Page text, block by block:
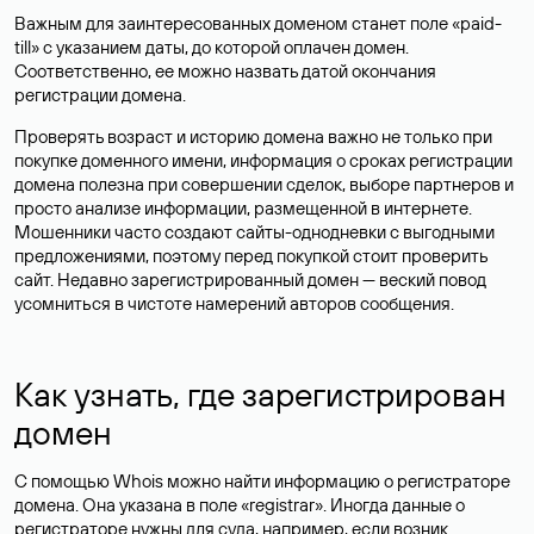
Важным для заинтересованных доменом станет поле «paid-
till» с указанием даты, до которой оплачен домен.
Соответственно, ее можно назвать датой окончания
регистрации домена.
Проверять возраст и историю домена важно не только при
покупке доменного имени, информация о сроках регистрации
домена полезна при совершении сделок, выборе партнеров и
просто анализе информации, размещенной в интернете.
Мошенники часто создают сайты-однодневки с выгодными
предложениями, поэтому перед покупкой стоит проверить
сайт. Недавно зарегистрированный домен — веский повод
усомниться в чистоте намерений авторов сообщения.
Как узнать, где зарегистрирован
домен
С помощью Whois можно найти информацию о регистраторе
домена. Она указана в поле «registrar». Иногда данные о
регистраторе нужны для суда, например, если возник